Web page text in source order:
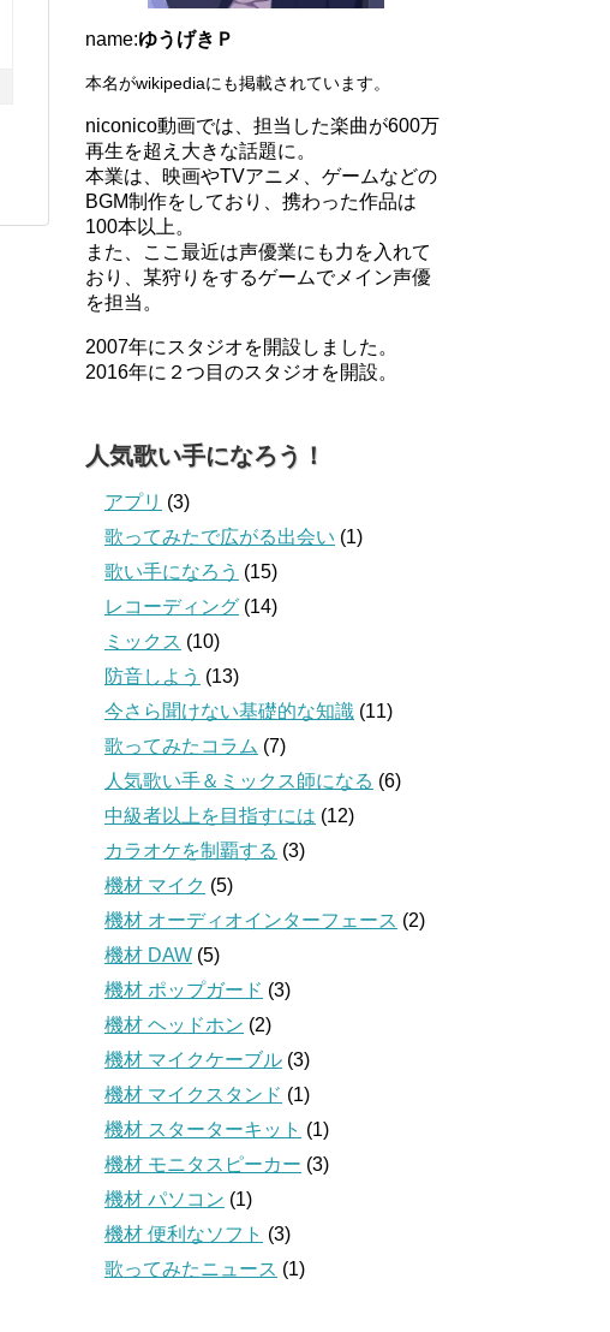
name:ゆうげきＰ
本名がwikipediaにも掲載されています。
niconico動画では、担当した楽曲が600万
再生を超え大きな話題に。
本業は、映画やTVアニメ、ゲームなどの
BGM制作をしており、携わった作品は
100本以上。
また、ここ最近は声優業にも力を入れて
おり、某狩りをするゲームでメイン声優
を担当。
2007年にスタジオを開設しました。
2016年に２つ目のスタジオを開設。
人気歌い手になろう！
アプリ (3)
歌ってみたで広がる出会い (1)
歌い手になろう (15)
レコーディング (14)
ミックス (10)
防音しよう (13)
今さら聞けない基礎的な知識 (11)
歌ってみたコラム (7)
人気歌い手＆ミックス師になる (6)
中級者以上を目指すには (12)
カラオケを制覇する (3)
機材 マイク (5)
機材 オーディオインターフェース (2)
機材 DAW (5)
機材 ポップガード (3)
機材 ヘッドホン (2)
機材 マイクケーブル (3)
機材 マイクスタンド (1)
機材 スターターキット (1)
機材 モニタスピーカー (3)
機材 パソコン (1)
機材 便利なソフト (3)
歌ってみたニュース (1)